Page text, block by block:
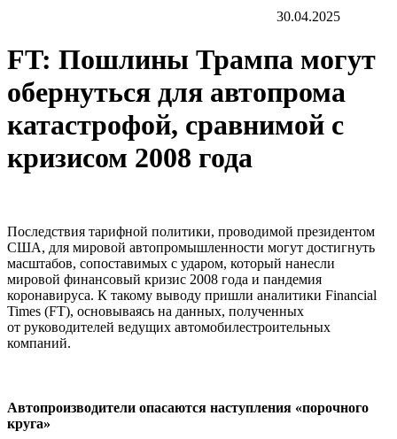
30.04.2025
FT: Пошлины Трампа могут
обернуться для автопрома
катастрофой, сравнимой с
кризисом 2008 года
Последствия тарифной политики, проводимой президентом
США, для мировой автопромышленности могут достигнуть
масштабов, сопоставимых с ударом, который нанесли
мировой финансовый кризис 2008 года и пандемия
коронавируса. К такому выводу пришли аналитики Financial
Times (FT), основываясь на данных, полученных
от руководителей ведущих автомобилестроительных
компаний.
Автопроизводители опасаются наступления «порочного
круга»